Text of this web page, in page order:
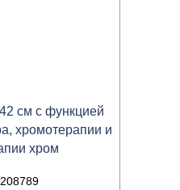
см с функцией
хромотерапии и
хром